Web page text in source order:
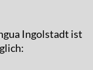
Ingolstadt ist